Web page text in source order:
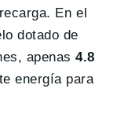
En el
dotado de
apenas4.8
energía para